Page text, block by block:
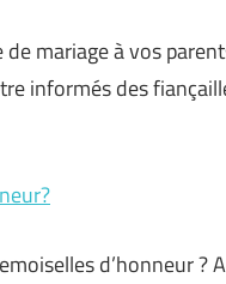
mariage à vos
informés des
d’honneur ?